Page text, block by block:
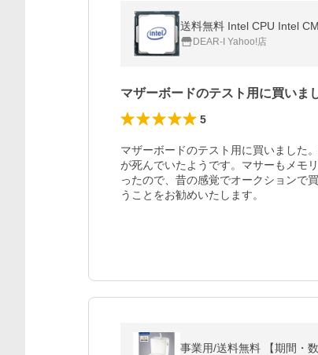
送料無料 Intel CPU Intel
DEAR-I Yahoo!店
マザーボードのテスト用に買いま
5
マザーボードのテスト用に買いました
が死んでいたようです。マサーもメモ
ったので、昔の感覚でオークションで
うことをお勧めいたします。